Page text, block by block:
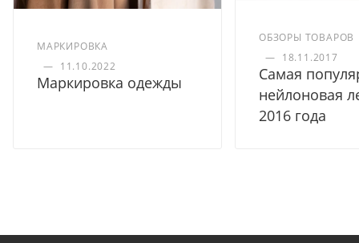
МАРКИРОВКА
— 11.10.2022
Маркировка одежды
ОБЗОРЫ ТОВАРОВ
— 18.11.2017
Самая
нейлоновая
2016 года